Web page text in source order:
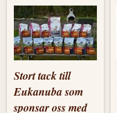
Stort tack till
Eukanuba som
sponsar oss med